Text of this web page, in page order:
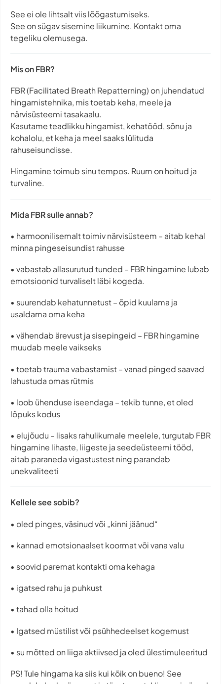
See ei ole lihtsalt viis lõõgastumiseks.
See on sügav sisemine liikumine. Kontakt oma
tegeliku olemusega.
Mis on FBR?
FBR (Facilitated Breath Repatterning) on juhendatud
hingamistehnika, mis toetab keha, meele ja
närvisüsteemi tasakaalu.
Kasutame teadlikku hingamist, kehatööd, sõnu ja
kohalolu, et keha ja meel saaks lülituda
rahuseisundisse.
Hingamine toimub sinu tempos. Ruum on hoitud ja
turvaline.
Mida FBR sulle annab?
•⁠ ⁠harmoonilisemalt toimiv närvisüsteem – aitab kehal
minna pingeseisundist rahusse
•⁠ ⁠vabastab allasurutud tunded – FBR hingamine lubab
emotsioonid turvaliselt läbi kogeda.
•⁠ ⁠suurendab kehatunnetust – õpid kuulama ja
usaldama oma keha
•⁠ ⁠vähendab ärevust ja sisepingeid – FBR hingamine
muudab meele vaikseks
•⁠ ⁠toetab trauma vabastamist – vanad pinged saavad
lahustuda omas rütmis
•⁠ ⁠loob ühenduse iseendaga – tekib tunne, et oled
lõpuks kodus
•⁠ elujõudu – lisaks rahulikumale meelele, turgutab FBR
hingamine lihaste, liigeste ja seedeüsteemi tööd,
aitab paraneda vigastustest ning parandab
unekvaliteeti
Kellele see sobib?
•⁠ ⁠oled pinges, väsinud või „kinni jäänud“
•⁠ ⁠kannad emotsionaalset koormat või vana valu
•⁠ ⁠soovid paremat kontakti oma kehaga
•⁠ ⁠igatsed rahu ja puhkust
•⁠ ⁠tahad olla hoitud
•⁠ Igatsed müstilist või psühhedeelset kogemust
•⁠ ⁠su mõtted on liiga aktiivsed ja oled ülestimuleeritud
PS! Tule hingama ka siis kui kõik on bueno! See